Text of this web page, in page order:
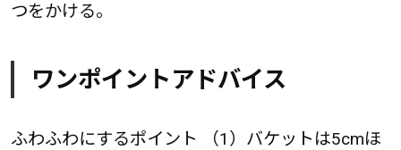
つをかける。
ワンポイントアドバイス
ふわふわにするポイント （1）バケットは5cmほ